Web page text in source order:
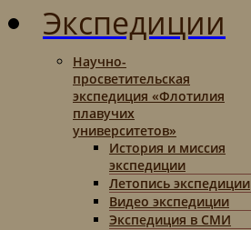
Экспедиции
Научно-
просветительская
экспедиция «Флотилия
плавучих
университетов»
История и миссия
экспедиции
Летопись экспедиции
Видео экспедиции
Экспедиция в СМИ